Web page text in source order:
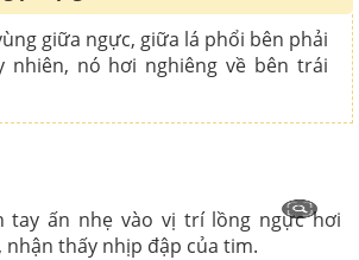
giữa ngực, giữa lá phổi bên phải
nhiên, nó hơi nghiêng về bên trái
tay ấn nhẹ vào vị trí lồng ngực hơi
nhận thấy nhịp đập của tim.